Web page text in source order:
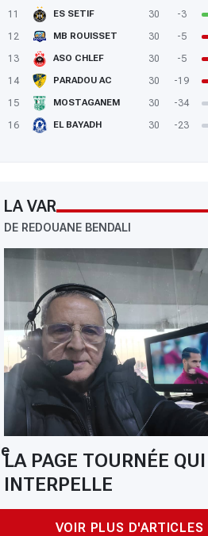
11
ES SETIF 30 -3
12
MB ROUISSET 30 -5
13
ASO CHLEF 30 -5
14
PARADOU AC 30 -19
15
MOSTAGANEM 30 -34
16
EL BAYADH 30 -23
LA VAR
DE REDOUANE BENDALI
LA PAGE TOURNÉE QUI
INTERPELLE
VOIR PLUS D'ARTICLES
1  0 USMH : Bouchema offre la